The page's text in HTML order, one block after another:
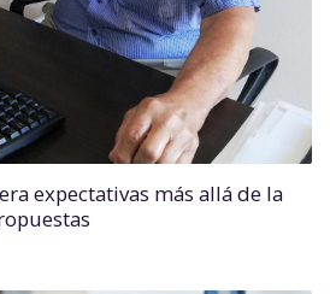
expectativas más allá de la